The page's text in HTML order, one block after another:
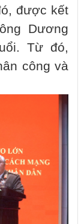
được kết
Dương
Từ đó,
công và